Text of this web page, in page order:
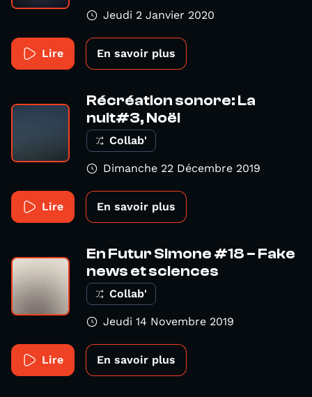
Jeudi 2 Janvier 2020
Lire En savoir plus
Récréation sonore: La
nuit#3, Noël
Collab'
Dimanche 22 Décembre 2019
Lire En savoir plus
En Futur Simone #18 – Fake
news et sciences
Collab'
Jeudi 14 Novembre 2019
Lire En savoir plus